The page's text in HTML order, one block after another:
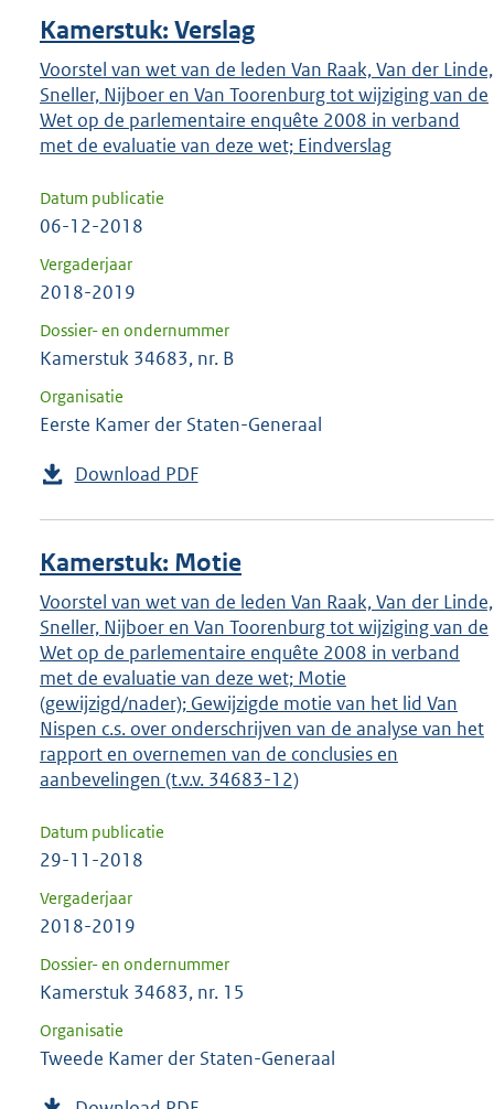
Kamerstuk: Verslag
Voorstel van wet van de leden Van Raak, Van der Linde,
Sneller, Nijboer en Van Toorenburg tot wijziging van de
Wet op de parlementaire enquête 2008 in verband
met de evaluatie van deze wet; Eindverslag
Datum publicatie
06-12-2018
Vergaderjaar
2018-2019
Dossier- en ondernummer
Kamerstuk 34683, nr. B
Organisatie
Eerste Kamer der Staten-Generaal
Download PDF
Kamerstuk: Motie
Voorstel van wet van de leden Van Raak, Van der Linde,
Sneller, Nijboer en Van Toorenburg tot wijziging van de
Wet op de parlementaire enquête 2008 in verband
met de evaluatie van deze wet; Motie
(gewijzigd/nader); Gewijzigde motie van het lid Van
Nispen c.s. over onderschrijven van de analyse van het
rapport en overnemen van de conclusies en
aanbevelingen (t.v.v. 34683-12)
Datum publicatie
29-11-2018
Vergaderjaar
2018-2019
Dossier- en ondernummer
Kamerstuk 34683, nr. 15
Organisatie
Tweede Kamer der Staten-Generaal